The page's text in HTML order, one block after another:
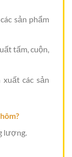
sản phẩm
tấm, cuộn,
các sản
lượng.